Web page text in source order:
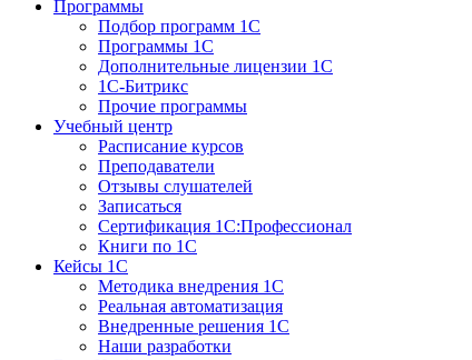
Программы
Подбор программ 1С
Программы 1С
Дополнительные лицензии 1С
1С-Битрикс
Прочие программы
Учебный центр
Расписание курсов
Преподаватели
Отзывы слушателей
Записаться
Сертификация 1С:Профессионал
Книги по 1С
Кейсы 1С
Методика внедрения 1С
Реальная автоматизация
Внедренные решения 1С
Наши разработки